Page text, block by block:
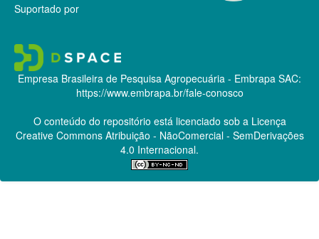
Suportado por
Empresa Brasileira de Pesquisa Agropecuária - Embrapa SAC:
https://www.embrapa.br/fale-conosco
O conteúdo do repositório está licenciado sob a Licença
Creative CommonsAtribuição - NãoComercial - SemDerivações
4.0 Internacional.